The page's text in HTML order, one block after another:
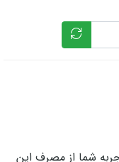
شما از مصرف این